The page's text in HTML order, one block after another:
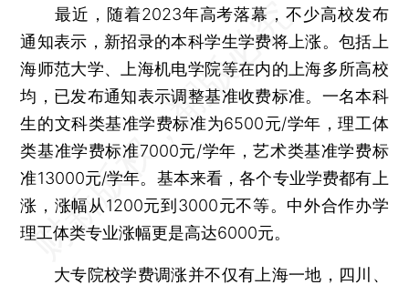
最近，随着2023年高考落幕，不少高校发布
通知表示，新招录的本科学生学费将上涨。包括上
海师范大学、上海机电学院等在内的上海多所高校
均，已发布通知表示调整基准收费标准。一名本科
生的文科类基准学费标准为6500元/学年，理工体
类基准学费标准7000元/学年，艺术类基准学费标
准13000元/学年。基本来看，各个专业学费都有上
涨，涨幅从1200元到3000元不等。中外合作办学
理工体类专业涨幅更是高达6000元。
大专院校学费调涨并不仅有上海一地，四川、